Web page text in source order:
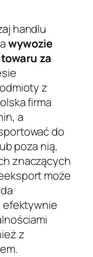
handlu
wywozie
za
z
firma
a
do
poza nią,
znaczących
może
efektywnie
z